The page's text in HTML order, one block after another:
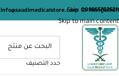
Skip to navigation
Skip to main content
info@saudimedicalstore.com
حدد التصنيف